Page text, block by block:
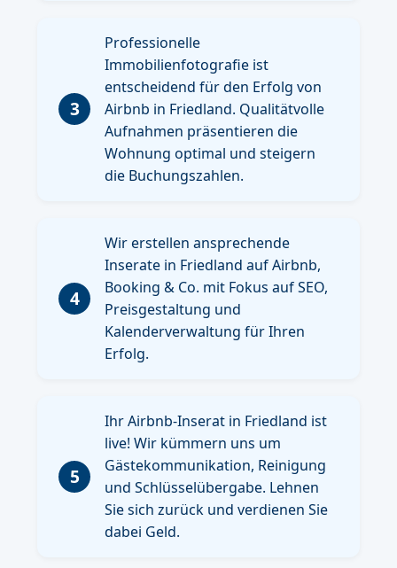
3
Professionelle
Immobilienfotografie ist
entscheidend für den Erfolg von
Airbnb in Friedland. Qualitätvolle
Aufnahmen präsentieren die
Wohnung optimal und steigern
die Buchungszahlen.
4
Wir erstellen ansprechende
Inserate in Friedland auf Airbnb,
Booking & Co. mit Fokus auf SEO,
Preisgestaltung und
Kalenderverwaltung für Ihren
Erfolg.
5
Ihr Airbnb-Inserat in Friedland ist
live! Wir kümmern uns um
Gästekommunikation, Reinigung
und Schlüsselübergabe. Lehnen
Sie sich zurück und verdienen Sie
dabei Geld.